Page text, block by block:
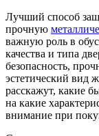
Лучший способ
прочную
важную роль в
качества и типа
безопасность,
эстетический вид
расскажут, какие
на какие
внимание при